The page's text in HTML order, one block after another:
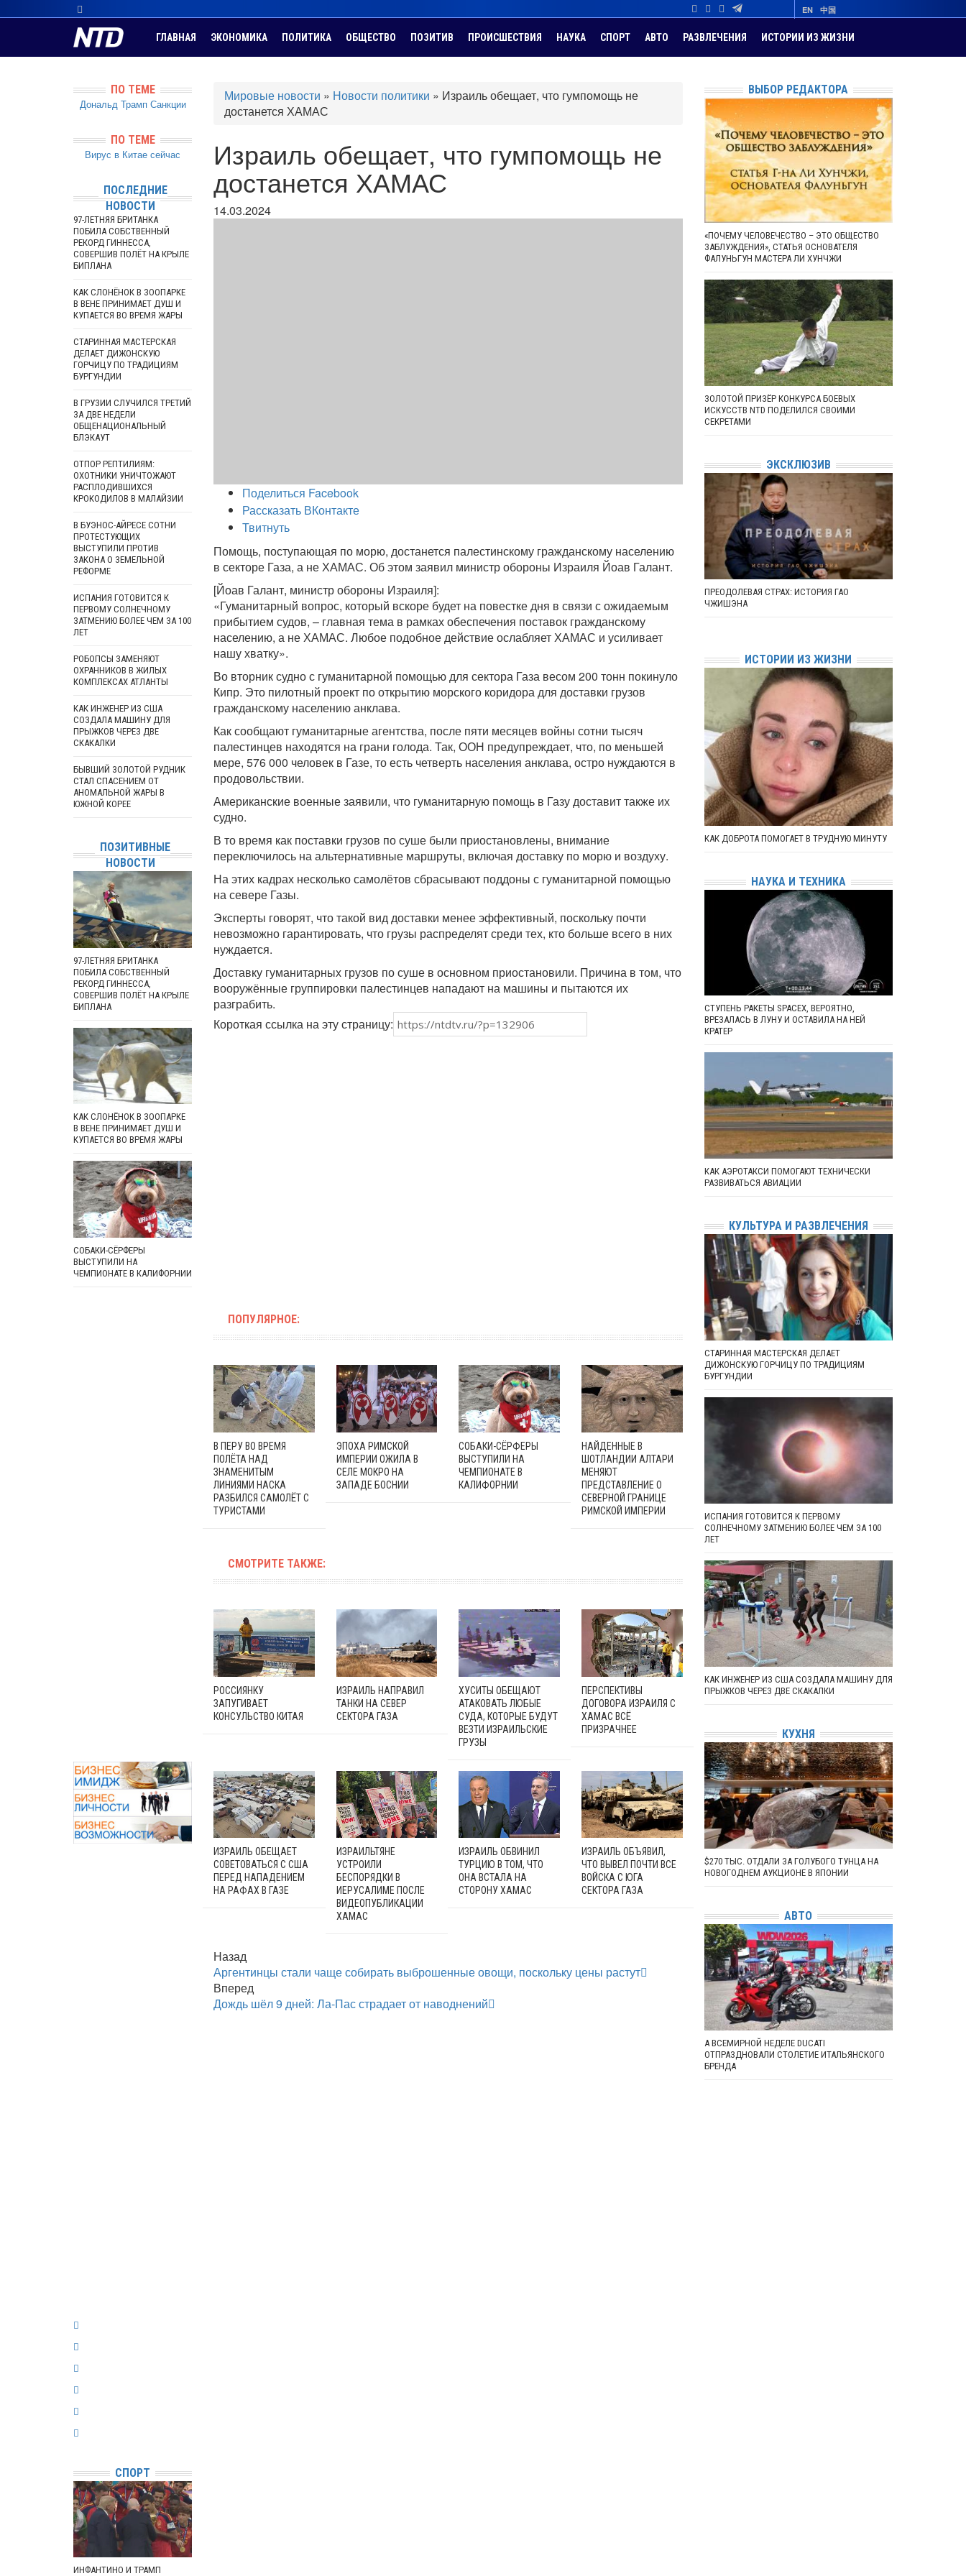
EN 中国
ГЛАВНАЯ ЭКОНОМИКА ПОЛИТИКА ОБЩЕСТВО ПОЗИТИВ ПРОИСШЕСТВИЯ НАУКА СПОРТ АВТО РАЗВЛЕЧЕНИЯ ИСТОРИИ ИЗ ЖИЗНИ
Мировые новости » Новости политики » Израиль обещает, что гумпомощь не
достанется ХАМАС
Израиль обещает, что гумпомощь не
достанется ХАМАС
14.03.2024
Поделиться Facebook
Рассказать ВКонтакте
Твитнуть
Помощь, поступающая по морю, достанется палестинскому гражданскому населению
в секторе Газа, а не ХАМАС. Об этом заявил министр обороны Израиля Йоав Галант.
[Йоав Галант, министр обороны Израиля]:
«Гуманитарный вопрос, который вскоре будет на повестке дня в связи с ожидаемым
прибытием судов, – главная тема в рамках обеспечения поставок гражданскому
населению, а не ХАМАС. Любое подобное действие ослабляет ХАМАС и усиливает
нашу хватку».
Во вторник судно с гуманитарной помощью для сектора Газа весом 200 тонн покинуло
Кипр. Это пилотный проект по открытию морского коридора для доставки грузов
гражданскому населению анклава.
Как сообщают гуманитарные агентства, после пяти месяцев войны сотни тысяч
палестинцев находятся на грани голода. Так, ООН предупреждает, что, по меньшей
мере, 576 000 человек в Газе, то есть четверть населения анклава, остро нуждаются в
продовольствии.
Американские военные заявили, что гуманитарную помощь в Газу доставит также их
судно.
В то время как поставки грузов по суше были приостановлены, внимание
переключилось на альтернативные маршруты, включая доставку по морю и воздуху.
На этих кадрах несколько самолётов сбрасывают поддоны с гуманитарной помощью
на севере Газы.
Эксперты говорят, что такой вид доставки менее эффективный, поскольку почти
невозможно гарантировать, что грузы распределят среди тех, кто больше всего в них
нуждается.
Доставку гуманитарных грузов по суше в основном приостановили. Причина в том, что
вооружённые группировки палестинцев нападают на машины и пытаются их
разграбить.
Короткая ссылка на эту страницу:
ПОПУЛЯРНОЕ:
В ПЕРУ ВО ВРЕМЯ
ПОЛЁТА НАД
ЗНАМЕНИТЫМ
ЛИНИЯМИ НАСКА
РАЗБИЛСЯ САМОЛЁТ С
ТУРИСТАМИ
ЭПОХА РИМСКОЙ
ИМПЕРИИ ОЖИЛА В
СЕЛЕ МОКРО НА
ЗАПАДЕ БОСНИИ
СОБАКИ-СЁРФЕРЫ
ВЫСТУПИЛИ НА
ЧЕМПИОНАТЕ В
КАЛИФОРНИИ
НАЙДЕННЫЕ В
ШОТЛАНДИИ АЛТАРИ
МЕНЯЮТ
ПРЕДСТАВЛЕНИЕ О
СЕВЕРНОЙ ГРАНИЦЕ
РИМСКОЙ ИМПЕРИИ
СМОТРИТЕ ТАКЖЕ:
РОССИЯНКУ
ЗАПУГИВАЕТ
КОНСУЛЬСТВО КИТАЯ
ИЗРАИЛЬ НАПРАВИЛ
ТАНКИ НА СЕВЕР
СЕКТОРА ГАЗА
ХУСИТЫ ОБЕЩАЮТ
АТАКОВАТЬ ЛЮБЫЕ
СУДА, КОТОРЫЕ БУДУТ
ВЕЗТИ ИЗРАИЛЬСКИЕ
ГРУЗЫ
ПЕРСПЕКТИВЫ
ДОГОВОРА ИЗРАИЛЯ С
ХАМАС ВСЁ
ПРИЗРАЧНЕЕ
ИЗРАИЛЬ ОБЕЩАЕТ
СОВЕТОВАТЬСЯ С США
ПЕРЕД НАПАДЕНИЕМ
НА РАФАХ В ГАЗЕ
ИЗРАИЛЬТЯНЕ
УСТРОИЛИ
БЕСПОРЯДКИ В
ИЕРУСАЛИМЕ ПОСЛЕ
ВИДЕОПУБЛИКАЦИИ
ХАМАС
ИЗРАИЛЬ ОБВИНИЛ
ТУРЦИЮ В ТОМ, ЧТО
ОНА ВСТАЛА НА
СТОРОНУ ХАМАС
ИЗРАИЛЬ ОБЪЯВИЛ,
ЧТО ВЫВЕЛ ПОЧТИ ВСЕ
ВОЙСКА С ЮГА
СЕКТОРА ГАЗА
Назад
Аргентинцы стали чаще собирать выброшенные овощи, поскольку цены растут
Вперед
Дождь шёл 9 дней: Ла-Пас страдает от наводнений
ПО ТЕМЕ
Дональд Трамп Санкции
ПО ТЕМЕ
Вирус в Китае сейчас
ПОСЛЕДНИЕ
НОВОСТИ
97-ЛЕТНЯЯ БРИТАНКА
ПОБИЛА СОБСТВЕННЫЙ
РЕКОРД ГИННЕССА,
СОВЕРШИВ ПОЛЁТ НА КРЫЛЕ
БИПЛАНА
КАК СЛОНЁНОК В ЗООПАРКЕ
В ВЕНЕ ПРИНИМАЕТ ДУШ И
КУПАЕТСЯ ВО ВРЕМЯ ЖАРЫ
СТАРИННАЯ МАСТЕРСКАЯ
ДЕЛАЕТ ДИЖОНСКУЮ
ГОРЧИЦУ ПО ТРАДИЦИЯМ
БУРГУНДИИ
В ГРУЗИИ СЛУЧИЛСЯ ТРЕТИЙ
ЗА ДВЕ НЕДЕЛИ
ОБЩЕНАЦИОНАЛЬНЫЙ
БЛЭКАУТ
ОТПОР РЕПТИЛИЯМ:
ОХОТНИКИ УНИЧТОЖАЮТ
РАСПЛОДИВШИХСЯ
КРОКОДИЛОВ В МАЛАЙЗИИ
В БУЭНОС-АЙРЕСЕ СОТНИ
ПРОТЕСТУЮЩИХ
ВЫСТУПИЛИ ПРОТИВ
ЗАКОНА О ЗЕМЕЛЬНОЙ
РЕФОРМЕ
ИСПАНИЯ ГОТОВИТСЯ К
ПЕРВОМУ СОЛНЕЧНОМУ
ЗАТМЕНИЮ БОЛЕЕ ЧЕМ ЗА 100
ЛЕТ
РОБОПСЫ ЗАМЕНЯЮТ
ОХРАННИКОВ В ЖИЛЫХ
КОМПЛЕКСАХ АТЛАНТЫ
КАК ИНЖЕНЕР ИЗ США
СОЗДАЛА МАШИНУ ДЛЯ
ПРЫЖКОВ ЧЕРЕЗ ДВЕ
СКАКАЛКИ
БЫВШИЙ ЗОЛОТОЙ РУДНИК
СТАЛ СПАСЕНИЕМ ОТ
АНОМАЛЬНОЙ ЖАРЫ В
ЮЖНОЙ КОРЕЕ
ПОЗИТИВНЫЕ
НОВОСТИ
97-ЛЕТНЯЯ БРИТАНКА
ПОБИЛА СОБСТВЕННЫЙ
РЕКОРД ГИННЕССА,
СОВЕРШИВ ПОЛЁТ НА КРЫЛЕ
БИПЛАНА
КАК СЛОНЁНОК В ЗООПАРКЕ
В ВЕНЕ ПРИНИМАЕТ ДУШ И
КУПАЕТСЯ ВО ВРЕМЯ ЖАРЫ
СОБАКИ-СЁРФЕРЫ
ВЫСТУПИЛИ НА
ЧЕМПИОНАТЕ В КАЛИФОРНИИ
СПОРТ
ИНФАНТИНО И ТРАМП
ВЫБОР РЕДАКТОРА
«ПОЧЕМУ ЧЕЛОВЕЧЕСТВО – ЭТО ОБЩЕСТВО
ЗАБЛУЖДЕНИЯ», СТАТЬЯ ОСНОВАТЕЛЯ
ФАЛУНЬГУН МАСТЕРА ЛИ ХУНЧЖИ
ЗОЛОТОЙ ПРИЗЁР КОНКУРСА БОЕВЫХ
ИСКУССТВ NTD ПОДЕЛИЛСЯ СВОИМИ
СЕКРЕТАМИ
ЭКСКЛЮЗИВ
ПРЕОДОЛЕВАЯ СТРАХ: ИСТОРИЯ ГАО
ЧЖИШЭНА
ИСТОРИИ ИЗ ЖИЗНИ
КАК ДОБРОТА ПОМОГАЕТ В ТРУДНУЮ МИНУТУ
НАУКА И ТЕХНИКА
СТУПЕНЬ РАКЕТЫ SPACEX, ВЕРОЯТНО,
ВРЕЗАЛАСЬ В ЛУНУ И ОСТАВИЛА НА НЕЙ
КРАТЕР
КАК АЭРОТАКСИ ПОМОГАЮТ ТЕХНИЧЕСКИ
РАЗВИВАТЬСЯ АВИАЦИИ
КУЛЬТУРА И РАЗВЛЕЧЕНИЯ
СТАРИННАЯ МАСТЕРСКАЯ ДЕЛАЕТ
ДИЖОНСКУЮ ГОРЧИЦУ ПО ТРАДИЦИЯМ
БУРГУНДИИ
ИСПАНИЯ ГОТОВИТСЯ К ПЕРВОМУ
СОЛНЕЧНОМУ ЗАТМЕНИЮ БОЛЕЕ ЧЕМ ЗА 100
ЛЕТ
КАК ИНЖЕНЕР ИЗ США СОЗДАЛА МАШИНУ ДЛЯ
ПРЫЖКОВ ЧЕРЕЗ ДВЕ СКАКАЛКИ
КУХНЯ
$270 ТЫС. ОТДАЛИ ЗА ГОЛУБОГО ТУНЦА НА
НОВОГОДНЕМ АУКЦИОНЕ В ЯПОНИИ
АВТО
А ВСЕМИРНОЙ НЕДЕЛЕ DUCATI
ОТПРАЗДНОВАЛИ СТОЛЕТИЕ ИТАЛЬЯНСКОГО
БРЕНДА